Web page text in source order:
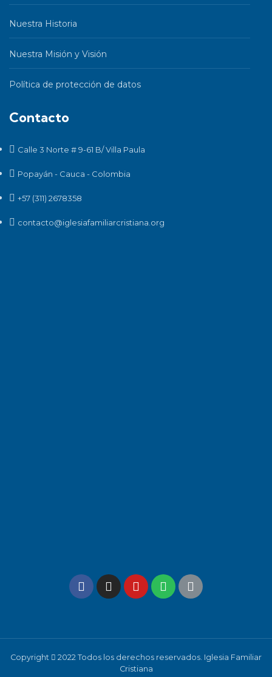
Nuestra Historia
Nuestra Misión y Visión
Política de protección de datos
Contacto
Calle 3 Norte # 9-61 B/ Villa Paula
Popayán - Cauca - Colombia
+57 (311) 2678358
contacto@iglesiafamiliarcristiana.org
Copyright
2022 Todos los derechos reservados. Iglesia Familiar
Cristiana